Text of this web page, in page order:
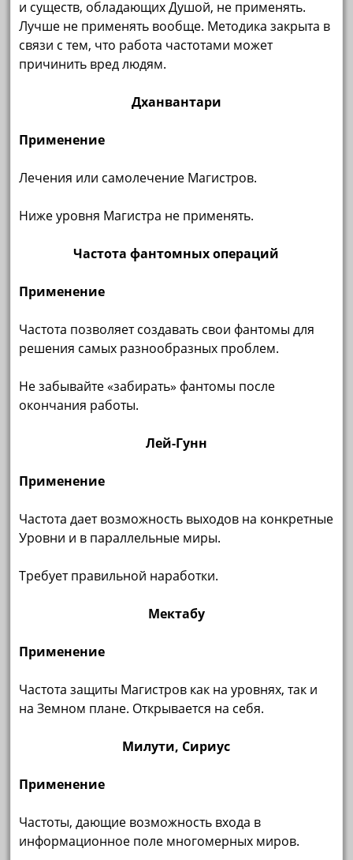
и существ, обладающих Душой, не применять.
Лучше не применять вообще. Методика закрыта в
связи с тем, что работа частотами может
причинить вред людям.
Дханвантари
Применение
Лечения или самолечение Магистров.
Ниже уровня Магистра не применять.
Частота фантомных операций
Применение
Частота позволяет создавать свои фантомы для
решения самых разнообразных проблем.
Не забывайте «забирать» фантомы после
окончания работы.
Лей-Гунн
Применение
Частота дает возможность выходов на конкретные
Уровни и в параллельные миры.
Требует правильной наработки.
Мектабу
Применение
Частота защиты Магистров как на уровнях, так и
на Земном плане. Открывается на себя.
Милути, Сириус
Применение
Частоты, дающие возможность входа в
информационное поле многомерных миров.